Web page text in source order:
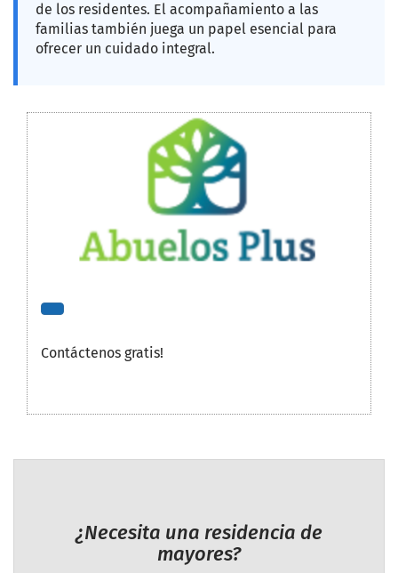
de los residentes. El acompañamiento a las
familias también juega un papel esencial para
ofrecer un cuidado integral.
Contáctenos gratis!
¿Necesita una residencia de
mayores?